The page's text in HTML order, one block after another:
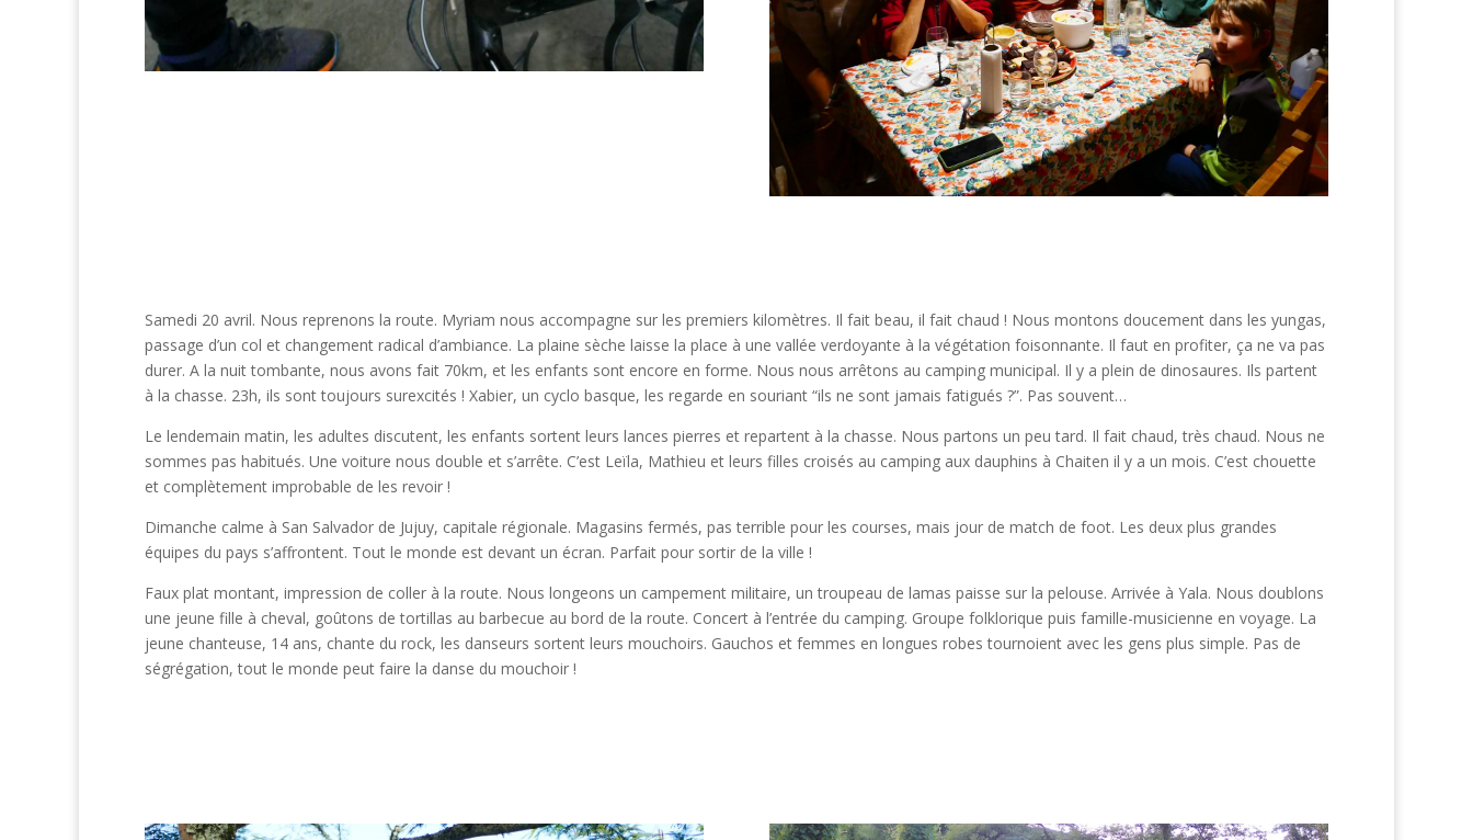
Samedi 20 avril. Nous reprenons la route. Myriam nous accompagne sur les premiers kilomètres. Il fait beau, il fait chaud ! Nous montons doucement dans les yungas,
passage d’un col et changement radical d’ambiance. La plaine sèche laisse la place à une vallée verdoyante à la végétation foisonnante. Il faut en profiter, ça ne va pas
durer. A la nuit tombante, nous avons fait 70km, et les enfants sont encore en forme. Nous nous arrêtons au camping municipal. Il y a plein de dinosaures. Ils partent
à la chasse. 23h, ils sont toujours surexcités ! Xabier, un cyclo basque, les regarde en souriant “ils ne sont jamais fatigués ?”. Pas souvent…
Le lendemain matin, les adultes discutent, les enfants sortent leurs lances pierres et repartent à la chasse. Nous partons un peu tard. Il fait chaud, très chaud. Nous ne
sommes pas habitués. Une voiture nous double et s’arrête. C’est Leïla, Mathieu et leurs filles croisés au camping aux dauphins à Chaiten il y a un mois. C’est chouette
et complètement improbable de les revoir !
Dimanche calme à San Salvador de Jujuy, capitale régionale. Magasins fermés, pas terrible pour les courses, mais jour de match de foot. Les deux plus grandes
équipes du pays s’affrontent. Tout le monde est devant un écran. Parfait pour sortir de la ville !
Faux plat montant, impression de coller à la route. Nous longeons un campement militaire, un troupeau de lamas paisse sur la pelouse. Arrivée à Yala. Nous doublons
une jeune fille à cheval, goûtons de tortillas au barbecue au bord de la route. Concert à l’entrée du camping. Groupe folklorique puis famille-musicienne en voyage. La
jeune chanteuse, 14 ans, chante du rock, les danseurs sortent leurs mouchoirs. Gauchos et femmes en longues robes tournoient avec les gens plus simple. Pas de
ségrégation, tout le monde peut faire la danse du mouchoir !